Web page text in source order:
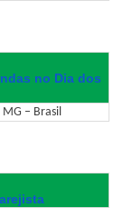
no Dia dos
– Brasil